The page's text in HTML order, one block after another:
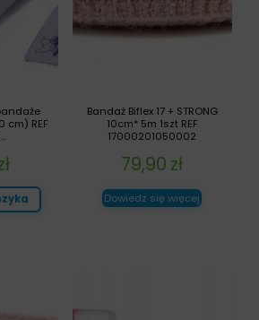
Bandaż Biflex 17 + STRONG
10cm* 5m 1szt REF
17000201050002
79,90 zł
Dowiedz się więcej
cm) REF